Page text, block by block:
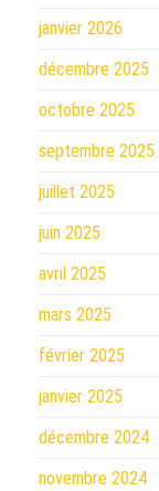
janvier 2026
décembre 2025
octobre 2025
septembre 2025
juillet 2025
juin 2025
avril 2025
mars 2025
février 2025
janvier 2025
décembre 2024
novembre 2024